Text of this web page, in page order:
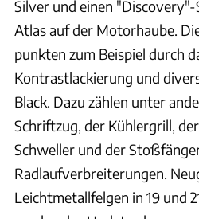
Silver und einen
Atlas auf der Motorhaube.
punkten zum Beispiel durch
Kontrastlackierung und
Black. Dazu zählen unter
Schriftzug, der Kühlergrill,
Schweller und der
Radlaufverbreiterungen.
Leichtmetallfelgen in 19 und